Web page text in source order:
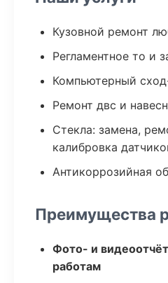
Кузовной ремонт
Регламентное то и
Компьютерный
Ремонт двс и
Стекла: замена,
калибровка
Антикоррозийная
Преимущества
Фото- и
работам